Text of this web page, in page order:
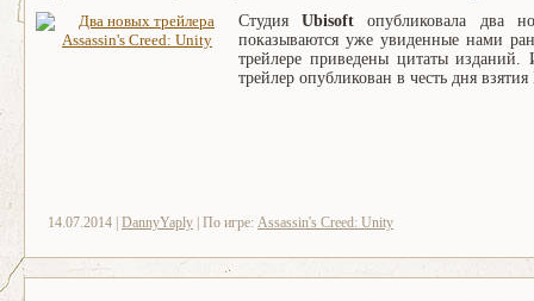
СтудияUbisoft опубликовала два
показываются уже увиденные нами
трейлере приведены цитаты
трейлер опубликован в честь дня
14.07.2014 | DannyYaply | По игре: Assassin's Creed: Unity